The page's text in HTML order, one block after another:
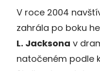
V roce 2004
zahrála po boku
L. Jacksona v
natočeném podle